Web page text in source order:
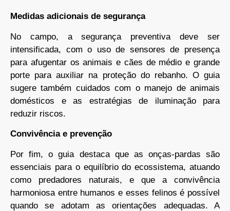
Medidas adicionais de segurança
No campo, a segurança preventiva deve ser
intensificada, com o uso de sensores de presença
para afugentar os animais e cães de médio e grande
porte para auxiliar na proteção do rebanho. O guia
sugere também cuidados com o manejo de animais
domésticos e as estratégias de iluminação para
reduzir riscos.
Convivência e prevenção
Por fim, o guia destaca que as onças-pardas são
essenciais para o equilíbrio do ecossistema, atuando
como predadores naturais, e que a convivência
harmoniosa entre humanos e esses felinos é possível
quando se adotam as orientações adequadas. A